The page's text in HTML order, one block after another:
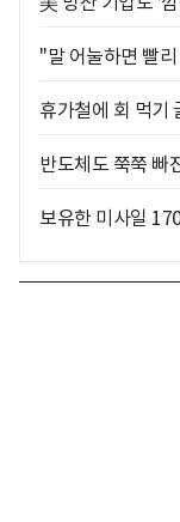
"말 어눌하면 빨
휴가철에 회 먹기
반도체도 쭉쭉 빠
보유한 미사일